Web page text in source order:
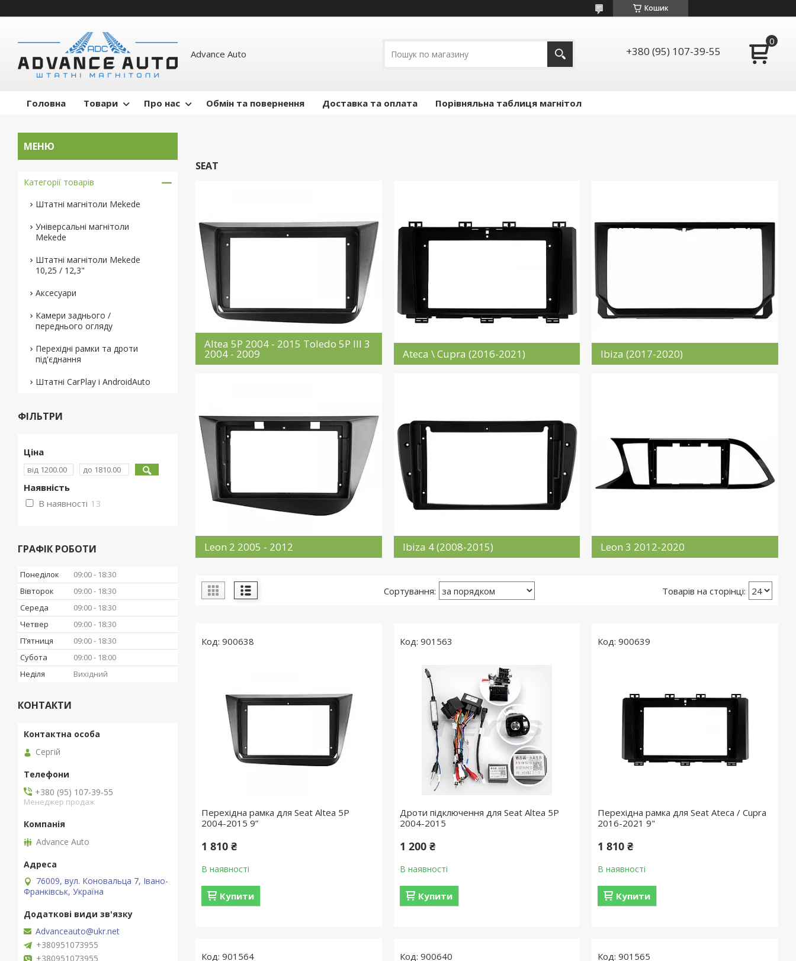
Кошик
Advance Auto +380 (95) 107-39-55
Головна Товари Про нас Обмін та повернення Доставка та оплата Порівняльна таблиця магнітол
SEAT
Altea 5P 2004 - 2015 Toledo 5P III 3
2004 - 2009 Ateca \ Cupra (2016-2021) Ibiza (2017-2020)
Leon 2 2005 - 2012 Ibiza 4 (2008-2015) Leon 3 2012-2020
900638
Перехідна рамка для Seat Altea 5P
2004-2015 9”
1 810 ₴
В наявності
Купити
901563
Дроти підключення для Seat Altea 5P
2004-2015
1 200 ₴
В наявності
Купити
900639
Перехідна рамка для Seat Ateca / Cupra
2016-2021 9"
1 810 ₴
В наявності
Купити
901564 900640 901565
Категорії товарів
Штатні магнітоли Mekede
Універсальні магнітоли
Mekede
Штатні магнітоли Mekede
10,25 / 12,3"
Аксесуари
Камери заднього /
переднього огляду
Перехідні рамки та дроти
під'єднання
Штатні CarPlay і AndroidAuto
ФІЛЬТРИ
Ціна
Наявність
В наявності 13
ГРАФІК РОБОТИ
Понеділок 09:00
18:30
Вівторок
09:00
18:30
Середа
09:00
18:30
Четвер
09:00
18:30
Пʼятниця
09:00
18:30
Субота
09:00
18:00
Неділя
Вихідний
КОНТАКТИ
Сергій
+380 (95) 107-39-55
Менеджер продаж
Advance Auto
76009, вул. Коновальца 7, Івано-
Франківськ, Україна
Advanceauto@ukr.net
+380951073955
+380951073955